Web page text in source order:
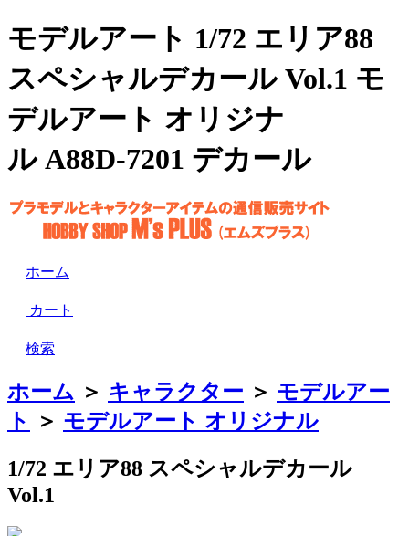
モデルアート 1/72 エリア88
スペシャルデカール Vol.1 モ
デルアート オリジナ
ル A88D-7201 デカール
ホーム
カート
検索
ホーム ＞ キャラクター ＞ モデルアー
ト
＞ モデルアート オリジナル
1/72 エリア88 スペシャルデカール
Vol.1